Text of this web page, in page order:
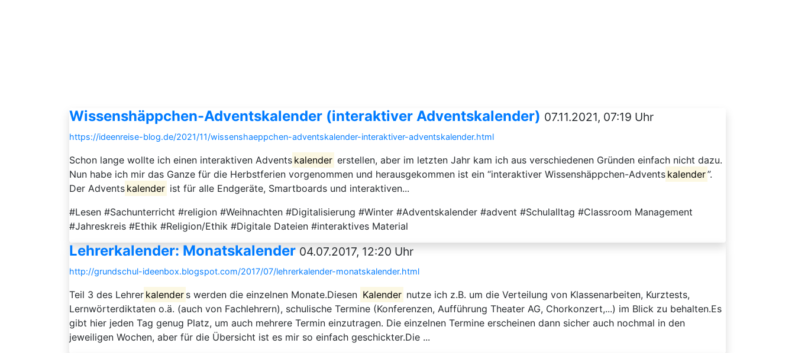
Wissenshäppchen-Adventskalender (interaktiver Adventskalender) 07.11.2021, 07:19 Uhr
https://ideenreise-blog.de/2021/11/wissenshaeppchen-adventskalender-interaktiver-adventskalender.html
Schon lange wollte ich einen interaktiven Advents kalender erstellen, aber im letzten Jahr kam ich aus verschiedenen Gründen einfach nicht dazu.
Nun habe ich mir das Ganze für die Herbstferien vorgenommen und herausgekommen ist ein “interaktiver Wissenshäppchen-Advents kalender”.
Der Advents kalender ist für alle Endgeräte, Smartboards und interaktiven...
#Lesen #Sachunterricht #religion #Weihnachten #Digitalisierung #Winter #Adventskalender #advent #Schulalltag #Classroom Management
#Jahreskreis #Ethik #Religion/Ethik #Digitale Dateien #interaktives Material
Lehrerkalender: Monatskalender 04.07.2017, 12:20 Uhr
http://grundschul-ideenbox.blogspot.com/2017/07/lehrerkalender-monatskalender.html
Teil 3 des Lehrer kalender s werden die einzelnen Monate.Diesen Kalender nutze ich z.B. um die Verteilung von Klassenarbeiten, Kurztests,
Lernwörterdiktaten o.ä. (auch von Fachlehrern), schulische Termine (Konferenzen, Aufführung Theater AG, Chorkonzert,...) im Blick zu behalten.Es
gibt hier jeden Tag genug Platz, um auch mehrere Termin einzutragen. Die einzelnen Termine erscheinen dann sicher auch nochmal in den
jeweiligen Wochen, aber für die Übersicht ist es mir so einfach geschickter.Die ...